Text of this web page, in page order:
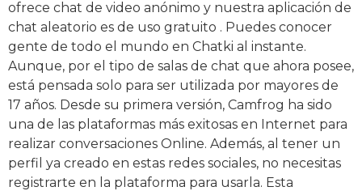
ofrece chat de video anónimo y nuestra aplicación de
chat aleatorio es de uso gratuito . Puedes conocer
gente de todo el mundo en Chatki al instante.
Aunque, por el tipo de salas de chat que ahora posee,
está pensada solo para ser utilizada por mayores de
17 años. Desde su primera versión, Camfrog ha sido
una de las plataformas más exitosas en Internet para
realizar conversaciones Online. Además, al tener un
perfil ya creado en estas redes sociales, no necesitas
registrarte en la plataforma para usarla. Esta